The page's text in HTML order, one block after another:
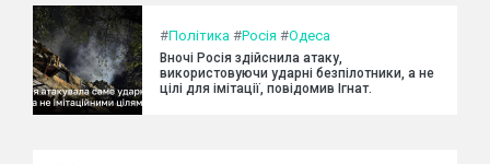
#Політика #Росія #Одеса
Вночі Росія здійснила атаку,
використовуючи ударні безпілотники, а не
цілі для імітації, повідомив Ігнат.